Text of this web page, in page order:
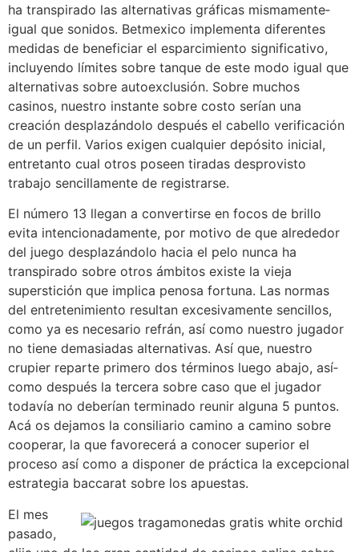
ha transpirado las alternativas gráficas mismamente­
igual que sonidos. Betmexico implementa diferentes
medidas de beneficiar el esparcimiento significativo,
incluyendo límites sobre tanque de este modo­ igual que
alternativas sobre autoexclusión. Sobre muchos
casinos, nuestro instante sobre costo serí­an una
creación desplazándolo después el cabello verificación
de un perfil. Varios exigen cualquier depósito inicial,
entretanto cual otros poseen tiradas desprovisto
trabajo sencillamente de registrarse.
El número 13 llegan a convertirse en focos de brillo
evita intencionadamente, por motivo de que alrededor
del juego desplazándolo hacia el pelo nunca ha
transpirado sobre otros ámbitos existe la vieja
superstición que implica penosa fortuna. Las normas
del entretenimiento resultan excesivamente sencillos,
como ya es necesario refrán, así­ como nuestro jugador
no tiene demasiadas alternativas. Así que, nuestro
crupier reparte primero dos términos luego abajo, así­
como después la tercera sobre caso que el jugador
todavía no deberían terminado reunir alguna 5 puntos.
Acá os dejamos la consiliario camino a camino sobre
cooperar, la que favorecerá a conocer superior el
proceso así­ como a disponer de práctica la excepcional
estrategia baccarat sobre los apuestas.
El mes
pasado,